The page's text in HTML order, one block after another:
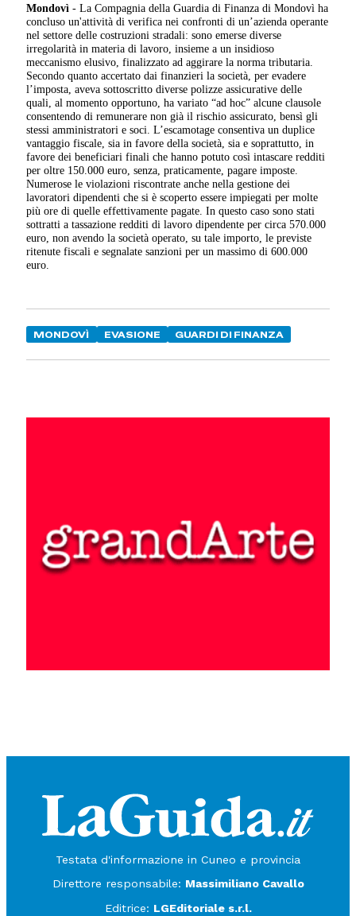
Mondovì - La Compagnia della Guardia di Finanza di Mondovì ha
concluso un'attività di verifica nei confronti di un’azienda operante
nel settore delle costruzioni stradali: sono emerse diverse
irregolarità in materia di lavoro, insieme a un insidioso
meccanismo elusivo, finalizzato ad aggirare la norma tributaria.
Secondo quanto accertato dai finanzieri la società, per evadere
l’imposta, aveva sottoscritto diverse polizze assicurative delle
quali, al momento opportuno, ha variato “ad hoc” alcune clausole
consentendo di remunerare non già il rischio assicurato, bensì gli
stessi amministratori e soci. L’escamotage consentiva un duplice
vantaggio fiscale, sia in favore della società, sia e soprattutto, in
favore dei beneficiari finali che hanno potuto così intascare redditi
per oltre 150.000 euro, senza, praticamente, pagare imposte.
Numerose le violazioni riscontrate anche nella gestione dei
lavoratori dipendenti che si è scoperto essere impiegati per molte
più ore di quelle effettivamente pagate. In questo caso sono stati
sottratti a tassazione redditi di lavoro dipendente per circa 570.000
euro, non avendo la società operato, su tale importo, le previste
ritenute fiscali e segnalate sanzioni per un massimo di 600.000
euro.
MONDOVÌ EVASIONE GUARDI DI FINANZA
Testata d'informazione in Cuneo e provincia
Direttore responsabile: Massimiliano Cavallo
Editrice: LGEditoriale s.r.l.